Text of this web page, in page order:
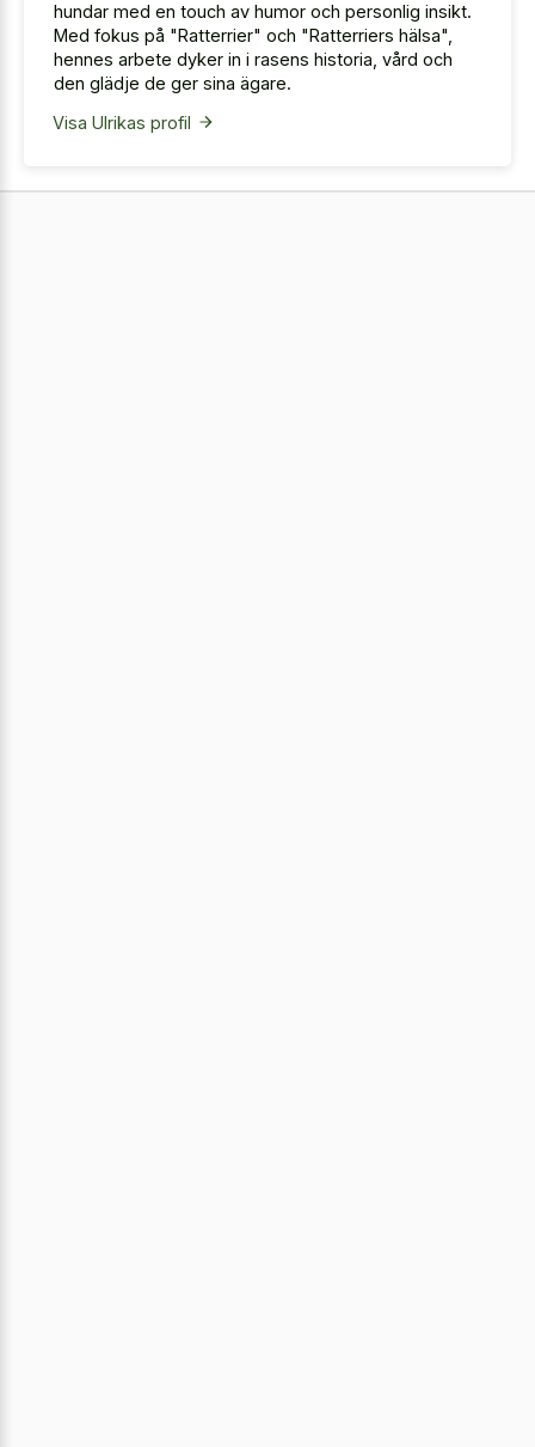
hundar med en touch av humor och personlig insikt.
Med fokus på "Ratterrier" och "Ratterriers hälsa",
hennes arbete dyker in i rasens historia, vård och
den glädje de ger sina ägare.
Visa Ulrikas profil